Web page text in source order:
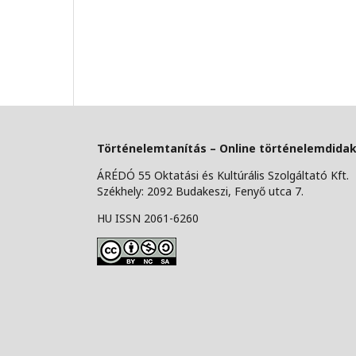
Történelemtanítás – Online
ÁRÉDÓ 55 Oktatási és Kultúrális Szolgáltató Kft.
Székhely: 2092 Budakeszi, Fenyő utca 7.
HU ISSN 2061-6260